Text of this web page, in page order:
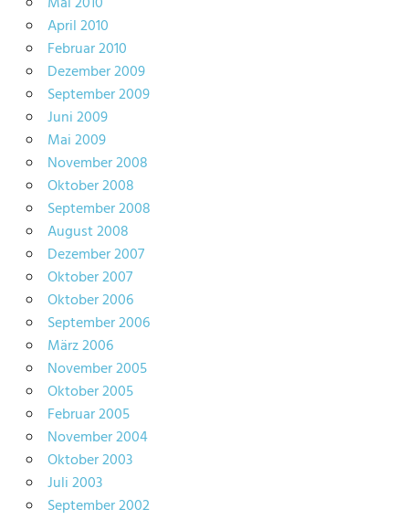
April 2010
Februar 2010
Dezember 2009
September 2009
Juni 2009
Mai 2009
November 2008
Oktober 2008
September 2008
August 2008
Dezember 2007
Oktober 2007
Oktober 2006
September 2006
März 2006
November 2005
Oktober 2005
Februar 2005
November 2004
Oktober 2003
Juli 2003
September 2002